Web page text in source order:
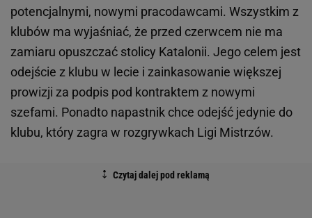
potencjalnymi, nowymi pracodawcami. Wszystkim z
klubów ma wyjaśniać, że przed czerwcem nie ma
zamiaru opuszczać stolicy Katalonii. Jego celem jest
odejście z klubu w lecie i zainkasowanie większej
prowizji za podpis pod kontraktem z nowymi
szefami. Ponadto napastnik chce odejść jedynie do
klubu, który zagra w rozgrywkach Ligi Mistrzów.